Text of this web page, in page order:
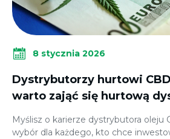
8 stycznia 2026
Dystrybutorzy hurtowi
warto zająć się hurtową
Myślisz o karierze dystrybutora oleju
wybór dla każdego, kto chce